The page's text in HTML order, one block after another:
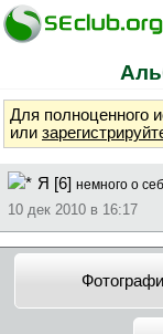
Для полноценного
или
Я [6] немного о
10 дек 2010 в 16:17